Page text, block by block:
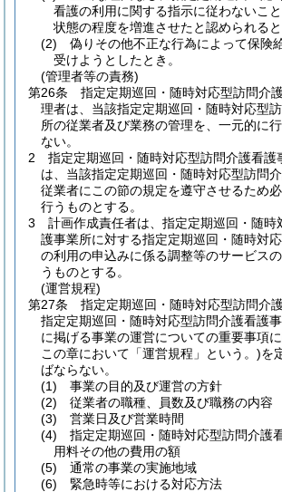
看護の利用に関する指示に従わないこ
状態の程度を増進させたと認められると
(2)
偽りその他不正な行為によって保険
受けようとしたとき。
(管理者等の責務)
第26条
指定定期巡回・随時対応型訪問介
理者は、当該指定定期巡回・随時対応型
所の従業者及び業務の管理を、一元的に
ない。
2
指定定期巡回・随時対応型訪問介護看護
は、当該指定定期巡回・随時対応型訪問
従業者にこの節の規定を遵守させるため
行うものとする。
3
計画作成責任者は、指定定期巡回・随時
護事業所に対する指定定期巡回・随時対
の利用の申込みに係る調整等のサービス
うものとする。
(運営規程)
第27条
指定定期巡回・随時対応型訪問介
指定定期巡回・随時対応型訪問介護看護
に掲げる事業の運営についての重要事項
この章において「運営規程」という。)を
ばならない。
(1)
事業の目的及び運営の方針
(2)
従業者の職種、員数及び職務の内容
(3)
営業日及び営業時間
(4)
指定定期巡回・随時対応型訪問介護
用料その他の費用の額
(5)
通常の事業の実施地域
(6)
緊急時等における対応方法